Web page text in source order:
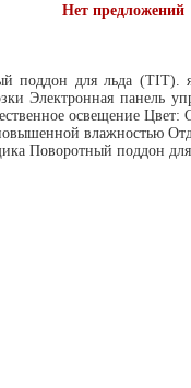
Нет предложений
поддон для льда
Электронная панель
освещение
влажностью
Поворотный поддон